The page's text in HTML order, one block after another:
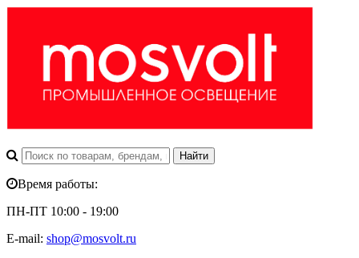
Время работы:
ПН-ПТ 10:00 - 19:00
E-mail: shop@mosvolt.ru